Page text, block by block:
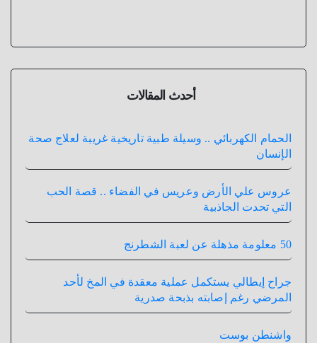
أحدث المقالات
الحمام الكهربائي .. وسيلة طبية تاريخية غريبة لعلاج صحة
الإنسان
عروس علي الأرض وعريس في الفضاء .. قصة الحب
التي تحدت الجاذبية
50 معلومة مذهلة عن لعبة الشطرنج
جراح إيطالي يستكمل عملية معقدة في المخ لأحد
المرضي رغم إصابته بذبحة صدرية
واشنطن بوست